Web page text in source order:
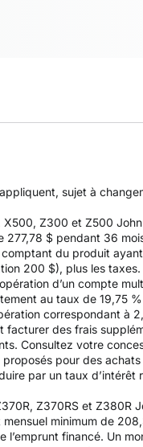
sujet à
Z300 et Z500
$ pendant 36
du produit
200 $), plus les taxes.
d’un compte
au taux de 19,75
correspondant à
des frais
Consultez votre
pour des
par un taux d’intérêt
Z370RS et Z380R
minimum de
financé. Un